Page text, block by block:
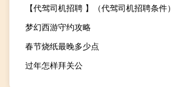
【代驾司机招聘 】（代驾司机招聘条件）
梦幻西游守约攻略
春节烧纸最晚多少点
过年怎样拜关公